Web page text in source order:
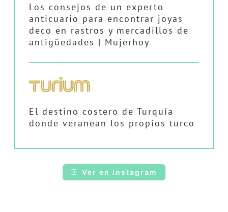
Los consejos de un experto
anticuario para encontrar joyas
deco en rastros y mercadillos de
antigüedades | Mujerhoy
El destino costero de Turquía
donde veranean los propios turco
Ver en Instagram